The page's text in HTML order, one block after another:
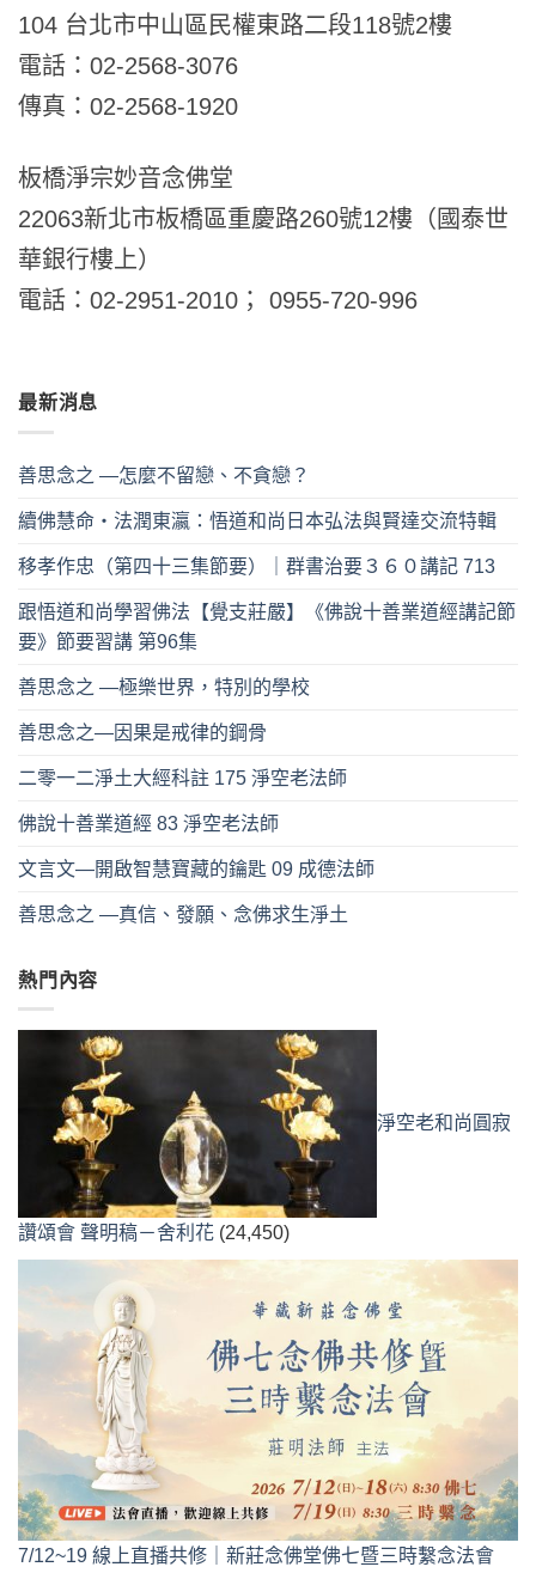
104 台北市中山區民權東路二段118號2樓
電話：02-2568-3076
傳真：02-2568-1920
板橋淨宗妙音念佛堂
22063新北市板橋區重慶路260號12樓（國泰世
華銀行樓上）
電話：02-2951-2010； 0955-720-996
最新消息
善思念之 —怎麼不留戀、不貪戀？
續佛慧命‧法潤東瀛：悟道和尚日本弘法與賢達交流特輯
移孝作忠（第四十三集節要）｜群書治要３６０講記 713
跟悟道和尚學習佛法【覺支莊嚴】《佛說十善業道經講記節
要》節要習講 第96集
善思念之 —極樂世界，特別的學校
善思念之—因果是戒律的鋼骨
二零一二淨土大經科註 175 淨空老法師
佛說十善業道經 83 淨空老法師
文言文—開啟智慧寶藏的鑰匙 09 成德法師
善思念之 —真信、發願、念佛求生淨土
熱門內容
淨空老和尚圓寂
讚頌會 聲明稿－舍利花 (24,450)
7/12~19 線上直播共修｜新莊念佛堂佛七暨三時繫念法會